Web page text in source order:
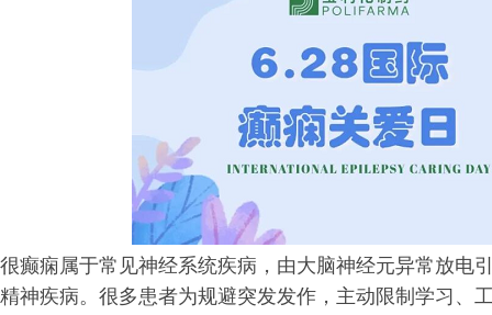
很癫痫属于常见神经系统疾病，由大脑神经元异常放电
精神疾病。很多患者为规避突发发作，主动限制学习、